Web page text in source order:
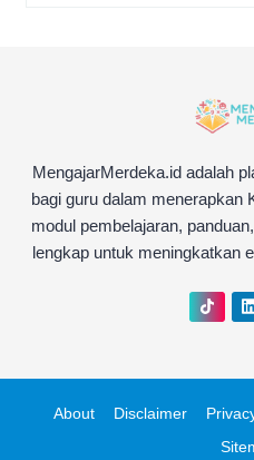
MengajarMerdeka.id adalah
bagi guru dalam menerapkan
modul pembelajaran,
lengkap untuk meningkatkan
About Disclaimer